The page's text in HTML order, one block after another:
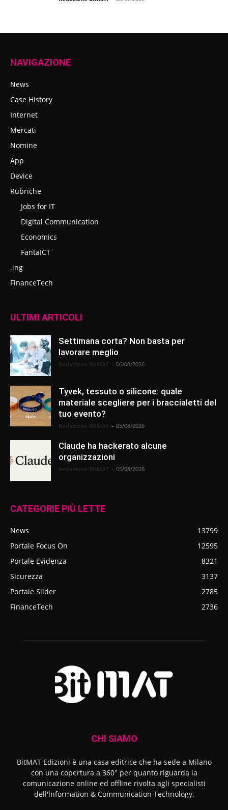
NAVIGAZIONE
News
Case History
Internet
Mercati
Nomine
App
Device
Rubriche
Jobs for IT
Digital Communication
Economics
FantaICT
.ing
FinanceTech
ULTIMI ARTICOLI
Settimana corta? Non basta per
lavorare meglio
- 06/08/2026
Tyvek, tessuto o silicone: quale
materiale scegliere per i braccialetti del
tuo evento?
- 05/08/2026
Claude ha hackerato alcune
organizzazioni
- 05/08/2026
CATEGORIE PIÙ LETTE
News
13799
Portale Focus On
12595
Portale Evidenza
8321
Sicurezza
3137
Portale Slider
2785
FinanceTech
2736
CHI SIAMO
BitMAT Edizioni è una casa editrice che ha sede a Milano
con una copertura a 360° per quanto riguarda la
comunicazione online ed offline rivolta agli specialisti
dell'lnformation & Communication Technology.